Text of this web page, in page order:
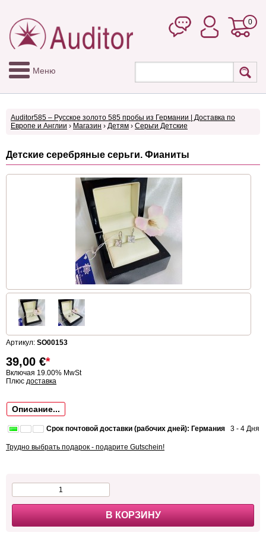
0
Меню
Auditor585 – Русское золото 585 пробы из Германии | Доставка по
Европе и Англии › Магазин › Детям › Серьги Детские
Детские серебряные серьги. Фианиты
Артикул: SO00153
39,00 €*
Включая 19.00% MwSt
Плюс доставка
Описание...
Срок почтовой доставки (рабочих дней): Германия 3 - 4 Дня
Трудно выбрать подарок - подарите Gutschein!
В КОРЗИНУ